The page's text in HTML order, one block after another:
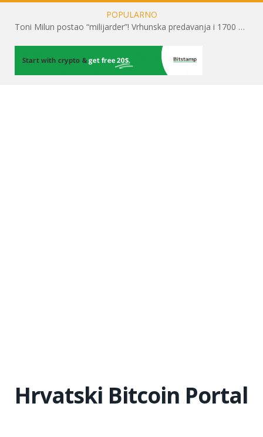
POPULARNO
Toni Milun postao “milijarder”! Vrhunska predavanja i 1700 posjetitelja obilježili su mjesec financijske pismenosti
Hrvatski Bitcoin Portal